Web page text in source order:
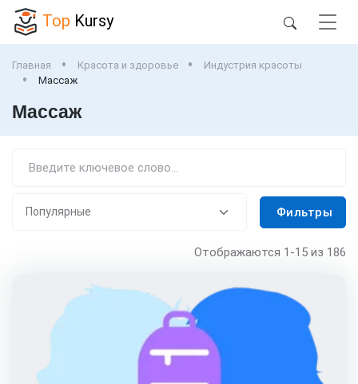
Top Kursy
Главная Красота и здоровье
Индустрия красоты
Массаж
Массаж
Фильтры
Отображаются 1-15 из 186